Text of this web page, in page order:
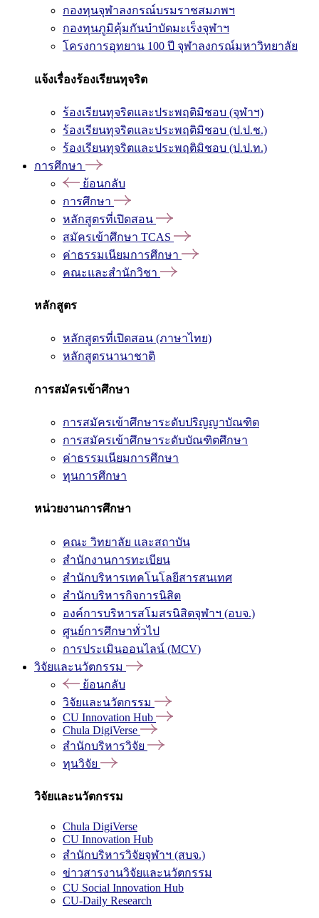
กองทุนจุฬาลงกรณ์บรมราชสมภพฯ
กองทุนภูมิคุ้มกันบำบัดมะเร็งจุฬาฯ
โครงการอุทยาน 100 ปี จุฬาลงกรณ์มหาวิทยาลัย
แจ้งเรื่องร้องเรียนทุจริต
ร้องเรียนทุจริตและประพฤติมิชอบ (จุฬาฯ)
ร้องเรียนทุจริตและประพฤติมิชอบ (ป.ป.ช.)
ร้องเรียนทุจริตและประพฤติมิชอบ (ป.ป.ท.)
การศึกษา
ย้อนกลับ
การศึกษา
หลักสูตรที่เปิดสอน
สมัครเข้าศึกษา TCAS
ค่าธรรมเนียมการศึกษา
คณะและสำนักวิชา
หลักสูตร
หลักสูตรที่เปิดสอน (ภาษาไทย)
หลักสูตรนานาชาติ
การสมัครเข้าศึกษา
การสมัครเข้าศึกษาระดับปริญญาบัณฑิต
การสมัครเข้าศึกษาระดับบัณฑิตศึกษา
ค่าธรรมเนียมการศึกษา
ทุนการศึกษา
หน่วยงานการศึกษา
คณะ วิทยาลัย และสถาบัน
สำนักงานการทะเบียน
สำนักบริหารเทคโนโลยีสารสนเทศ
สำนักบริหารกิจการนิสิต
องค์การบริหารสโมสรนิสิตจุฬาฯ (อบจ.)
ศูนย์การศึกษาทั่วไป
การประเมินออนไลน์ (MCV)
วิจัยและนวัตกรรม
ย้อนกลับ
วิจัยและนวัตกรรม
CU Innovation Hub
Chula DigiVerse
สำนักบริหารวิจัย
ทุนวิจัย
วิจัยและนวัตกรรม
Chula DigiVerse
CU Innovation Hub
สำนักบริหารวิจัยจุฬาฯ (สบจ.)
ข่าวสารงานวิจัยและนวัตกรรม
CU Social Innovation Hub
CU-Daily Research